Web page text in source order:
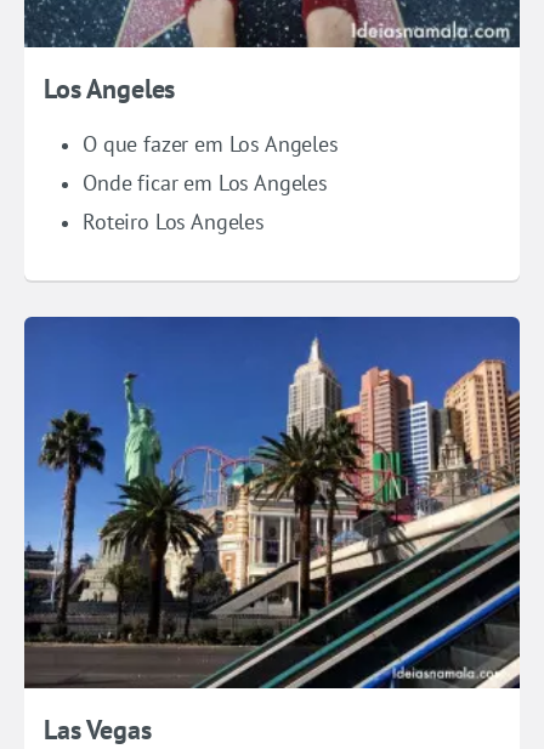
Los Angeles
O que fazer em Los Angeles
Onde ficar em Los Angeles
Roteiro Los Angeles
Las Vegas